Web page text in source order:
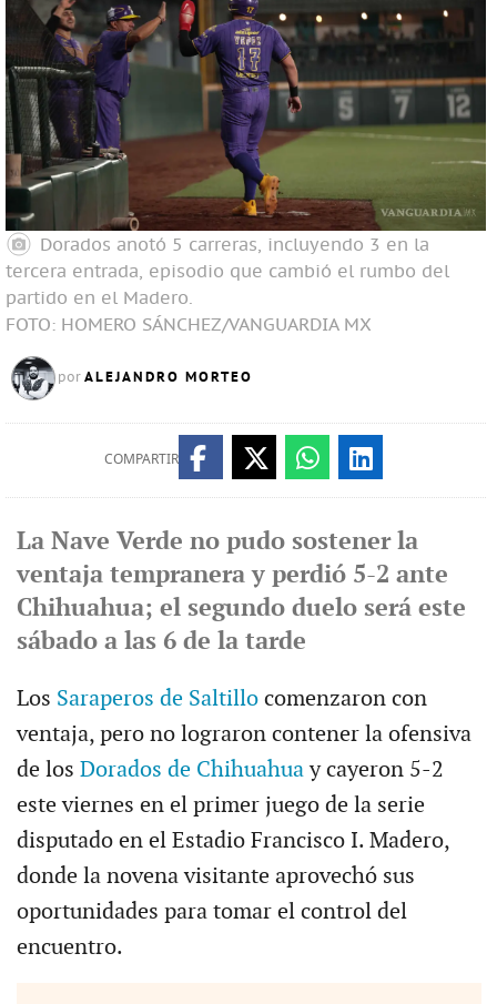
Dorados anotó 5 carreras, incluyendo 3 en la
tercera entrada, episodio que cambió el rumbo del
partido en el Madero.
FOTO: HOMERO SÁNCHEZ/VANGUARDIA MX
por ALEJANDRO MORTEO
COMPARTIR
La Nave Verde no pudo sostener la
ventaja tempranera y perdió 5-2 ante
Chihuahua; el segundo duelo será este
sábado a las 6 de la tarde
Los Saraperos de Saltillocomenzaron con
ventaja, pero no lograron contener la ofensiva
de los Dorados de Chihuahuay cayeron 5-2
este viernes en el primer juego de la serie
disputado en el Estadio Francisco I. Madero,
donde la novena visitante aprovechó sus
oportunidades para tomar el control del
encuentro.